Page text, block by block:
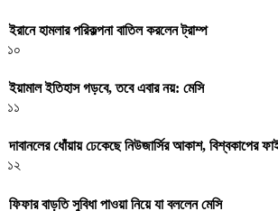
ইরানে হামলার পরিকল্পনা বাতিল করলেন ট্রাম্প
১০
ইয়ামাল ইতিহাস গড়বে, তবে এবার নয়: মেসি
১১
দাবানলের ধোঁয়ায় ঢেকেছে নিউজার্সির আকাশ, বিশ্বকাপের
১২
ফিফার বাড়তি সুবিধা পাওয়া নিয়ে যা বললেন মেসি